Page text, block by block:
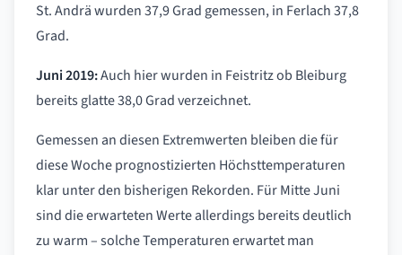
St. Andrä wurden 37,9 Grad gemessen, in Ferlach 37,8
Grad.
Juni 2019:Auch hier wurden in Feistritz ob Bleiburg
bereits glatte 38,0 Grad verzeichnet.
Gemessen an diesen Extremwerten bleiben die für
diese Woche prognostizierten Höchsttemperaturen
klar unter den bisherigen Rekorden. Für Mitte Juni
sind die erwarteten Werte allerdings bereits deutlich
zu warm – solche Temperaturen erwartet man